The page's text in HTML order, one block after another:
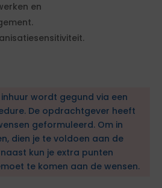
en
wordt gegund via een
De opdrachtgever heeft
geformuleerd. Om in
dien je te voldoen aan de
kun je extra punten
te komen aan de wensen.